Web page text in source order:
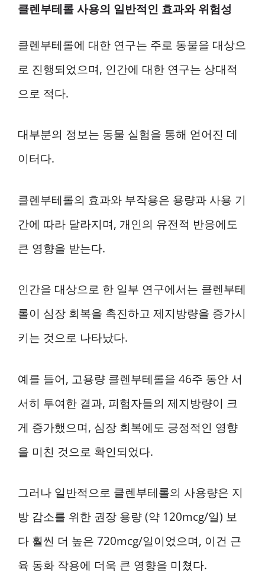
클렌부테롤 사용의 일반적인 효과와 위험성
클렌부테롤에 대한 연구는 주로 동물을 대상으
로 진행되었으며, 인간에 대한 연구는 상대적
으로 적다.
대부분의 정보는 동물 실험을 통해 얻어진 데
이터다.
클렌부테롤의 효과와 부작용은 용량과 사용 기
간에 따라 달라지며, 개인의 유전적 반응에도
큰 영향을 받는다.
인간을 대상으로 한 일부 연구에서는 클렌부테
롤이 심장 회복을 촉진하고 제지방량을 증가시
키는 것으로 나타났다.
예를 들어, 고용량 클렌부테롤을 46주 동안 서
서히 투여한 결과, 피험자들의 제지방량이 크
게 증가했으며, 심장 회복에도 긍정적인 영향
을 미친 것으로 확인되었다.
그러나 일반적으로 클렌부테롤의 사용량은 지
방 감소를 위한 권장 용량 (약 120mcg/일) 보
다 훨씬 더 높은 720mcg/일이었으며, 이건 근
육 동화 작용에 더욱 큰 영향을 미쳤다.